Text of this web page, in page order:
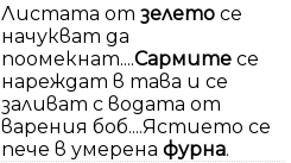
Листата от зелето се
начукват да
поомекнат....Сармите се
нареждат в тава и се
заливат с водата от
варения боб....Ястието се
пече в умерена фурна.